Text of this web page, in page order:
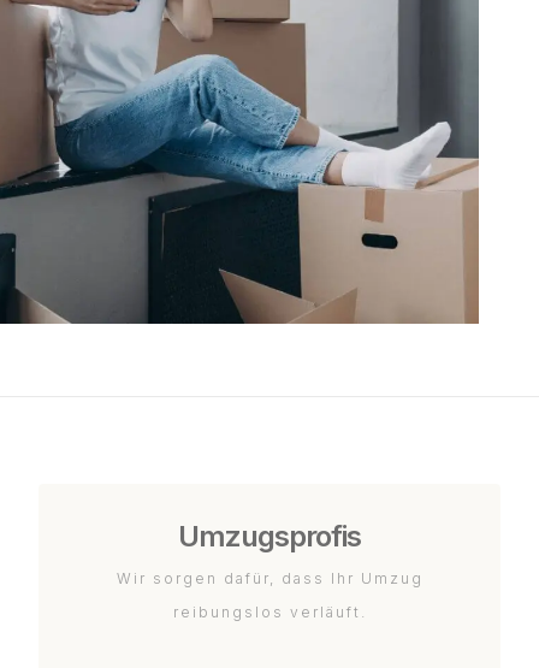
Umzugsprofis
Wir sorgen dafür, dass Ihr Umzug
reibungslos verläuft.